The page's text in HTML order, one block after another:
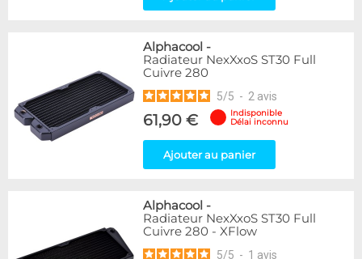
Alphacool -
Radiateur NexXxoS ST30 Full
Cuivre 280
5/5 - 2 avis
61,90 €
Indisponible
Délai inconnu
Ajouter au panier
Alphacool -
Radiateur NexXxoS ST30 Full
Cuivre 280 - XFlow
5/5 - 1 avis